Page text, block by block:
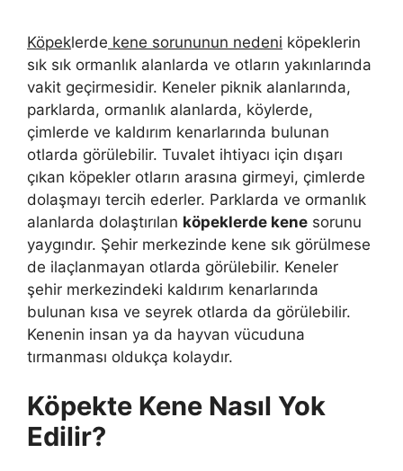
Köpeklerde kene sorununun nedeni köpeklerin
sık sık ormanlık alanlarda ve otların yakınlarında
vakit geçirmesidir. Keneler piknik alanlarında,
parklarda, ormanlık alanlarda, köylerde,
çimlerde ve kaldırım kenarlarında bulunan
otlarda görülebilir. Tuvalet ihtiyacı için dışarı
çıkan köpekler otların arasına girmeyi, çimlerde
dolaşmayı tercih ederler. Parklarda ve ormanlık
alanlarda dolaştırılan köpeklerde kene sorunu
yaygındır. Şehir merkezinde kene sık görülmese
de ilaçlanmayan otlarda görülebilir. Keneler
şehir merkezindeki kaldırım kenarlarında
bulunan kısa ve seyrek otlarda da görülebilir.
Kenenin insan ya da hayvan vücuduna
tırmanması oldukça kolaydır.
Köpekte Kene Nasıl Yok
Edilir?